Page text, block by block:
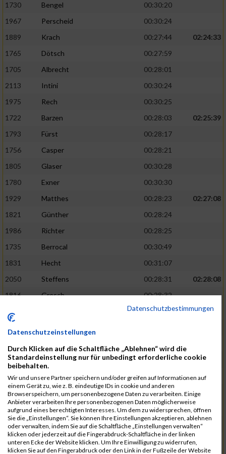
1730
Bengel
00:30:20
1967
Perscheid
00:30:24
1889
Krach 00:27:44
02:24:33
1765
Dötsch
00:27:59
1705
Albrecht
00:28:01
2113
Intini
00:30:24
1975
Rech
00:30:25
1722
Barzen 00:28:03
02:25:39
1793
Fürst
00:28:17
1756
Casper
00:28:21
1805
Glaser
00:30:28
1780
Exner
00:30:30
1929
Matthes 00:28:23
02:27:08
1821
Günther
00:28:24
1986
Richter
00:28:25
1735
Berrocal
00:30:49
1831
Hecht
00:31:07
2050
Steffens 00:28:31
02:28:08
1816
Gresch
00:28:32
1933
00:28:33
1865
Kasper 00:28:34
02:28:33
2073
Voß
00:28:34
1976
Rech
00:28:37
1856
Johann
00:31:23
1928
Martini
00:31:25
1944
Mrsic 00:28:40
02:29:00
Datenschutzbestimmungen
Datenschutzeinstellungen
Durch Klicken auf die Schaltfläche „Ablehnen“ wird die
Standardeinstellung nur für unbedingt erforderliche cookie
beibehalten.
Wir und unsere Partner speichern und/oder greifen auf Informationen auf
einem Gerät zu, wie z. B. eindeutige IDs in cookie und anderen
Browserspeichern, um personenbezogene Daten zu verarbeiten. Einige
Anbieter verarbeiten Ihre personenbezogenen Daten möglicherweise
aufgrund eines berechtigten Interesses. Um dem zu widersprechen, öffnen
Sie die „Einstellungen“. Sie können Ihre Einstellungen akzeptieren, ablehnen
oder verwalten, indem Sie auf die Schaltfläche „Einstellungen verwalten“
klicken oder jederzeit auf die Fingerabdruck-Schaltfläche in der linken
unteren Ecke der Website klicken. Um Ihre Einwilligung zu widerrufen,
klicken Sie auf den Fingerabdruck oder den Link in der Fußzeile der Website